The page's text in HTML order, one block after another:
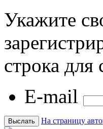
Укажите
строка
E-mail
На страницу